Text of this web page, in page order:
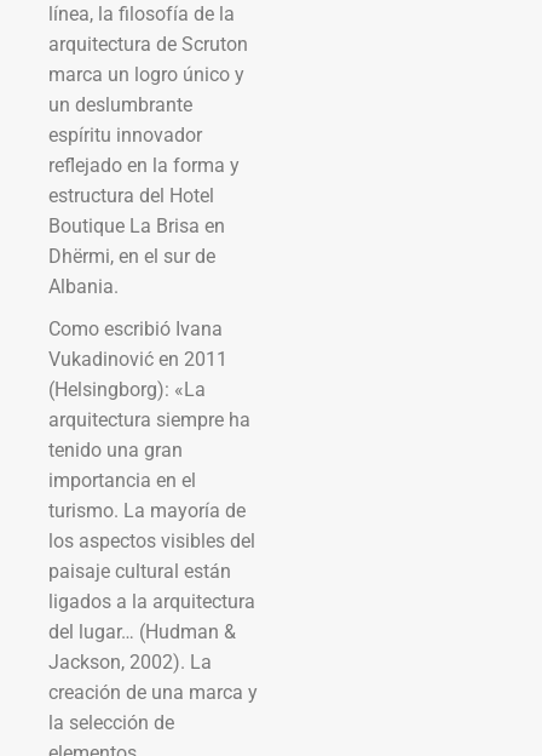
línea, la filosofía de la
arquitectura de Scruton
marca un logro único y
un deslumbrante
espíritu innovador
reflejado en la forma y
estructura del Hotel
Boutique La Brisa en
Dhërmi, en el sur de
Albania.
Como escribió Ivana
Vukadinović en 2011
(Helsingborg): «La
arquitectura siempre ha
tenido una gran
importancia en el
turismo. La mayoría de
los aspectos visibles del
paisaje cultural están
ligados a la arquitectura
del lugar… (Hudman &
Jackson, 2002). La
creación de una marca y
la selección de